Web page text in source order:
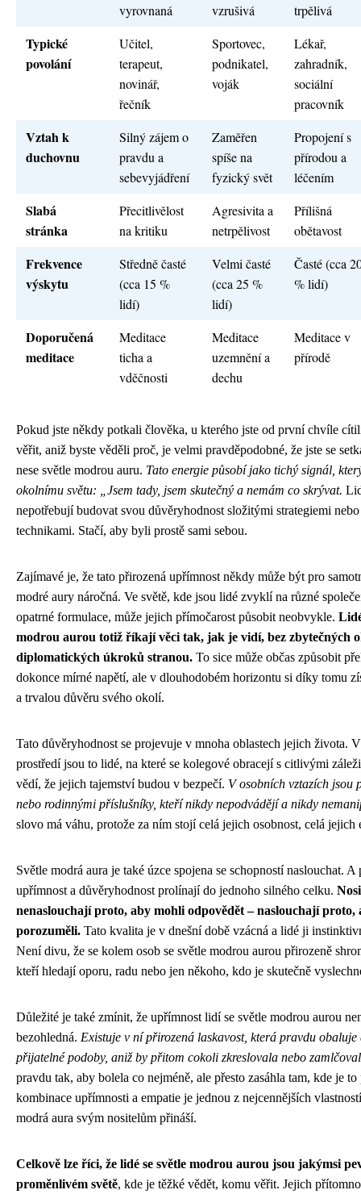
vyrovnaná
vzrušivá
trpělivá
Typické
povolání
Učitel,
terapeut,
novinář,
řečník
Sportovec,
podnikatel,
voják
Lékař,
zahradník,
sociální
pracovník
Vztah k
duchovnu
Silný zájem o
pravdu a
sebevyjádření
Zaměřen
spíše na
fyzický svět
Propojení s
přírodou a
léčením
Slabá
stránka
Přecitlivělost
na kritiku
Agresivita a
netrpělivost
Přílišná
obětavost
Frekvence
výskytu
Středně časté
(cca 15 %
lidí)
Velmi časté
(cca 25 %
lidí)
Časté (cca
% lidí)
Doporučená
meditace
Meditace
ticha a
vděčnosti
Meditace
uzemnění a
dechu
Meditace v
přírodě
Pokud jste někdy potkali člověka, u kterého jste od první chvíle
věřit, aniž byste věděli proč, je velmi pravděpodobné, že jste se
nese světle modrou auru. Tato energie působí jako tichý signál,
okolnímu světu: „Jsem tady, jsem skutečný a nemám co skrývat.
nepotřebují budovat svou důvěryhodnost složitými strategiemi
technikami. Stačí, aby byli prostě sami sebou.
Zajímavé je, že tato přirozená upřímnost někdy může být pro
modré aury náročná. Ve světě, kde jsou lidé zvyklí na různé
opatrné formulace, může jejich přímočarost působit neobvykle.
modrou aurou totiž říkají věci tak, jak je vidí, bez zbytečných
diplomatických úkroků stranou. To sice může občas způsobit
dokonce mírné napětí, ale v dlouhodobém horizontu si díky tomu
a trvalou důvěru svého okolí.
Tato důvěryhodnost se projevuje v mnoha oblastech jejich života.
prostředí jsou to lidé, na které se kolegové obracejí s citlivými
vědí, že jejich tajemství budou v bezpečí. V osobních vztazích jsou
nebo rodinnými příslušníky, kteří nikdy nepodvádějí a nikdy
slovo má váhu, protože za ním stojí celá jejich osobnost, celá jejich
Světle modrá aura je také úzce spojena se schopností naslouchat. A
upřímnost a důvěryhodnost prolínají do jednoho silného celku.
nenaslouchají proto, aby mohli odpovědět – naslouchají proto,
porozuměli. Tato kvalita je v dnešní době vzácná a lidé ji
Není divu, že se kolem osob se světle modrou aurou přirozeně
kteří hledají oporu, radu nebo jen někoho, kdo je skutečně
Důležité je také zmínit, že upřímnost lidí se světle modrou aurou
bezohledná. Existuje v ní přirozená laskavost, která pravdu obaluje
přijatelné podoby, aniž by přitom cokoli zkreslovala nebo
pravdu tak, aby bolela co nejméně, ale přesto zasáhla tam, kde je to
kombinace upřímnosti a empatie je jednou z nejcennějších
modrá aura svým nositelům přináší.
Celkově lze říci, že lidé se světle modrou aurou jsou jakýmsi
proměnlivém světě, kde je těžké vědět, komu věřit. Jejich